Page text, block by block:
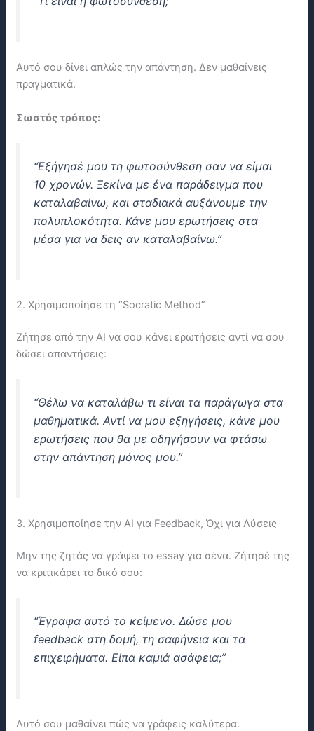
Αυτό σου δίνει απλώς την απάντηση. Δεν μαθαίνεις
πραγματικά.
Σωστός τρόπος:
“Εξήγησέ μου τη φωτοσύνθεση σαν να είμαι
10 χρονών. Ξεκίνα με ένα παράδειγμα που
καταλαβαίνω, και σταδιακά αυξάνουμε την
πολυπλοκότητα. Κάνε μου ερωτήσεις στα
μέσα για να δεις αν καταλαβαίνω.”
2. Χρησιμοποίησε τη “Socratic Method”
Ζήτησε από την ΑΙ να σου κάνει ερωτήσεις αντί να σου
δώσει απαντήσεις:
“Θέλω να καταλάβω τι είναι τα παράγωγα στα
μαθηματικά. Αντί να μου εξηγήσεις, κάνε μου
ερωτήσεις που θα με οδηγήσουν να φτάσω
στην απάντηση μόνος μου.”
3. Χρησιμοποίησε την ΑΙ για Feedback, Όχι για Λύσεις
Μην της ζητάς να γράψει το essay για σένα. Ζήτησέ της
να κριτικάρει το δικό σου:
“Έγραψα αυτό το κείμενο. Δώσε μου
feedback στη δομή, τη σαφήνεια και τα
επιχειρήματα. Είπα καμιά ασάφεια;”
Αυτό σου μαθαίνει πώς να γράφεις καλύτερα.